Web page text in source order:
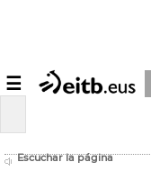
☰
Escuchar la página